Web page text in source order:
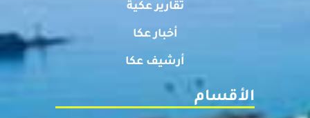
تقارير عكية
أخبار عكا
أرشيف عكا
الأقسام